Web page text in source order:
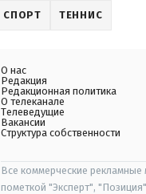
СПОРТ ТЕННИС
О нас
Редакция
Редакционная политика
О телеканале
Телеведущие
Вакансии
Структура собственности
Все коммерческие
пометкой "Эксперт",